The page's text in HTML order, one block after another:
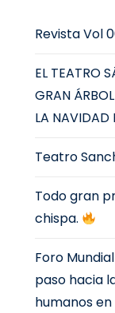
Revista Vol
EL TEATRO
GRAN
LA NAVIDAD
Teatro
Todo gran
chispa.
Foro
paso hacia
humanos